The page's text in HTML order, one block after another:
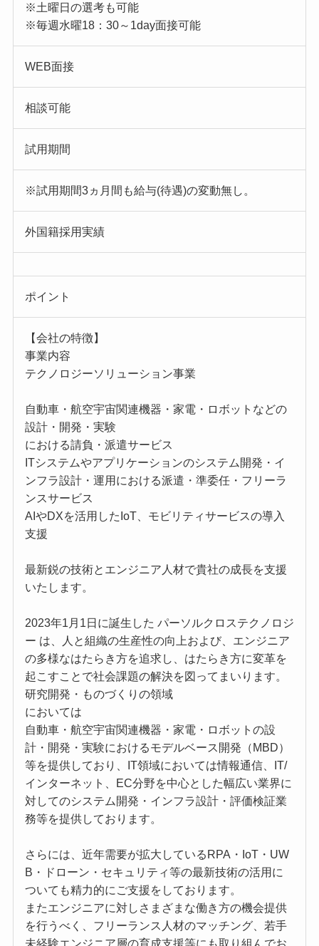
※土曜日の選考も可能
※毎週水曜18：30～1day面接可能
WEB面接
相談可能
試用期間
※試用期間3ヵ月間も給与(待遇)の変動無し。
外国籍採用実績
ポイント
【会社の特徴】
事業内容
テクノロジーソリューション事業
自動車・航空宇宙関連機器・家電・ロボットなどの
設計・開発・実験
における請負・派遣サービス
ITシステムやアプリケーションのシステム開発・イ
ンフラ設計・運用における派遣・準委任・フリーラ
ンスサービス
AIやDXを活用したIoT、モビリティサービスの導入
支援
最新鋭の技術とエンジニア人材で貴社の成長を支援
いたします。
2023年1月1日に誕生した パーソルクロステクノロジ
ー は、人と組織の生産性の向上および、エンジニア
の多様なはたらき方を追求し、はたらき方に変革を
起こすことで社会課題の解決を図ってまいります。
研究開発・ものづくりの領域
においては
自動車・航空宇宙関連機器・家電・ロボットの設
計・開発・実験におけるモデルベース開発（MBD）
等を提供しており、IT領域においては情報通信、IT/
インターネット、EC分野を中心とした幅広い業界に
対してのシステム開発・インフラ設計・評価検証業
務等を提供しております。
さらには、近年需要が拡大しているRPA・IoT・UW
B・ドローン・セキュリティ等の最新技術の活用に
ついても精力的にご支援をしております。
またエンジニアに対しさまざまな働き方の機会提供
を行うべく、フリーランス人材のマッチング、若手
未経験エンジニア層の育成支援等にも取り組んでお